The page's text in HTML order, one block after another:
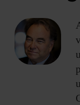
NYHETSBREV
ÄMNEN
ARKIV & E-
LYSSNA/